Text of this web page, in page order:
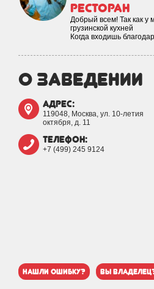
Ресторан
Добрый всем! Так как у
грузинской кухней
Когда входишь
о заведении
адрес:
119048, Москва, ул. 10-летия
октября, д. 11
телефон:
+7 (499) 245 9124
нашли ошибку? вы